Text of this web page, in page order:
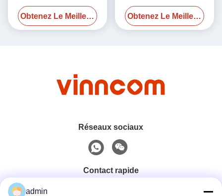
ondes N Femme 550MHz-
2700MHz
Obtenez Le Meilleur Prix Obtenez Le Meilleur Prix
Réseaux sociaux
Contact rapide
admin